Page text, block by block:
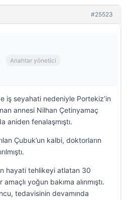
#25523
Anahtar yönetici
iş seyahati nedeniyle Portekiz’in
annesi Nilhan Çetinyamaç
aniden fenalaşmıştı.
Çubuk’un kalbi, doktorların
hayati tehlikeyi atlatan 30
yoğun bakıma alınmıştı.
tedavisinin devamında